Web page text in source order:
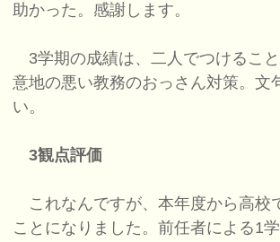
助かった。感謝します。
3学期の成績は、二人でつけること
意地の悪い教務のおっさん対策。文
い。
3観点評価
これなんですが、本年度から高校
ことになりました。前任者による1